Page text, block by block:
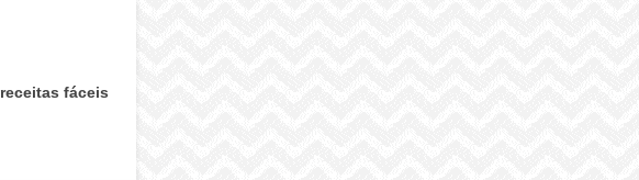
receitas fáceis